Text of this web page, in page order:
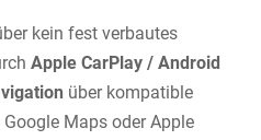
kein fest verbautes
Apple CarPlay / Android
über kompatible
Maps oder Apple